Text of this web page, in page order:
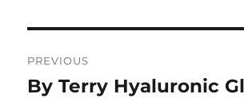
pos
PREVIOUS
Previous
By Terry Hyaluronic